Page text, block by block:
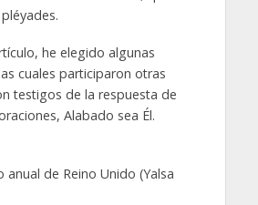
he elegido algunas
cuales participaron otras
testigos de la respuesta de
oraciones, Alabado sea Él.
anual de Reino Unido (Yalsa